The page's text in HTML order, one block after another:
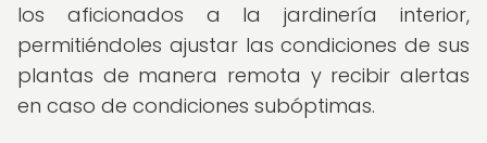
los aficionados a la jardinería interior,
permitiéndoles ajustar las condiciones de sus
plantas de manera remota y recibir alertas
en caso de condiciones subóptimas.